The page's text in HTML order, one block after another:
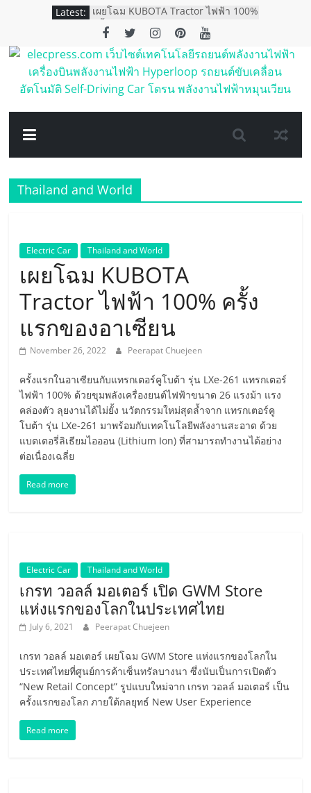
content
Latest: เผยโฉม KUBOTA Tractor ไฟฟ้า 100%
ครั้งแรกของอาเซียน
เอ็มจี คว้า 4 รางวัล ตอกย้ำการเป็น
แบรนด์ผู้นำด้านนวัตกรรมและ
เทคโนโลยียานยนต์
เอ็มจี แนะนำ NEW MG EP PLUS
ตอกย้ำภาพรถพลังงานไฟฟ้าที่ใช้งานได้
จริงในราคา 998,000 บาท
12 รุ่นจาก 5 แบรนด์
elecpress.com
เว็บไซต์
เทคโนโลยี
รถยนต์
พลังงาน
ไฟฟ้า
เครื่อง
บิน
พลังงาน
ไฟฟ้า
Hyperloop
เคลื่อน
อัตโนมัติ
Self-
Driving
Car
Thailand and World
Electric Car Thailand and World
เผยโฉม KUBOTA
Tractor ไฟฟ้า 100% ครั้ง
แรกของอาเซียน
November 26, 2022 Peerapat Chuejeen
ครั้งแรกในอาเซียนกับแทรกเตอร์คูโบต้า รุ่น LXe-261 แทรกเตอร์
ไฟฟ้า 100% ด้วยขุมพลังเครื่องยนต์ไฟฟ้าขนาด 26 แรงม้า แรง
คล่องตัว ลุยงานได้ไม่ยั้ง นวัตกรรมใหม่สุดล้ำจาก แทรกเตอร์คู
โบต้า รุ่น LXe-261 มาพร้อมกับเทคโนโลยีพลังงานสะอาด ด้วย
แบตเตอรี่ลิเธียมไอออน (Lithium Ion) ที่สามารถทำงานได้อย่าง
ต่อเนื่องเฉลี่ย
Read more
Electric Car Thailand and World
เกรท วอลล์ มอเตอร์ เปิด GWM Store
แห่งแรกของโลกในประเทศไทย
July 6, 2021 Peerapat Chuejeen
เกรท วอลล์ มอเตอร์ เผยโฉม GWM Store แห่งแรกของโลกใน
ประเทศไทยที่ศูนย์การค้าเซ็นทรัลบางนา ซึ่งนับเป็นการเปิดตัว
“New Retail Concept” รูปแบบใหม่จาก เกรท วอลล์ มอเตอร์ เป็น
ครั้งแรกของโลก ภายใต้กลยุทธ์ New User Experience
Read more